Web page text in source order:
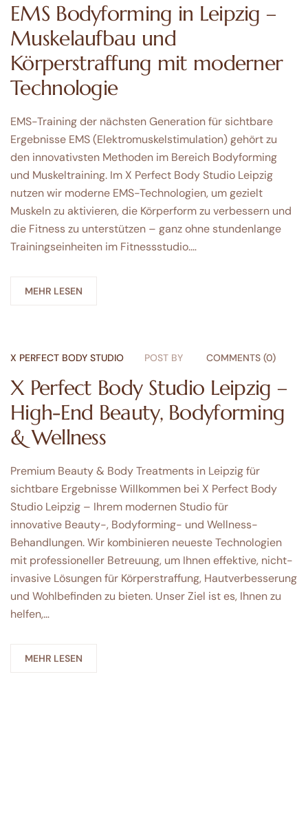
EMS Bodyforming in Leipzig –
Muskelaufbau und
Körperstraffung mit moderner
Technologie
EMS-Training der nächsten Generation für sichtbare
Ergebnisse EMS (Elektromuskelstimulation) gehört zu
den innovativsten Methoden im Bereich Bodyforming
und Muskeltraining. Im X Perfect Body Studio Leipzig
nutzen wir moderne EMS-Technologien, um gezielt
Muskeln zu aktivieren, die Körperform zu verbessern und
die Fitness zu unterstützen – ganz ohne stundenlange
Trainingseinheiten im Fitnessstudio.…
MEHR LESEN
X PERFECT BODY STUDIO POST BY COMMENTS (0)
X Perfect Body Studio Leipzig –
High-End Beauty, Bodyforming
& Wellness
Premium Beauty & Body Treatments in Leipzig für
sichtbare Ergebnisse Willkommen bei X Perfect Body
Studio Leipzig – Ihrem modernen Studio für
innovative Beauty-, Bodyforming- und Wellness-
Behandlungen. Wir kombinieren neueste Technologien
mit professioneller Betreuung, um Ihnen effektive, nicht-
invasive Lösungen für Körperstraffung, Hautverbesserung
und Wohlbefinden zu bieten. Unser Ziel ist es, Ihnen zu
helfen,…
MEHR LESEN